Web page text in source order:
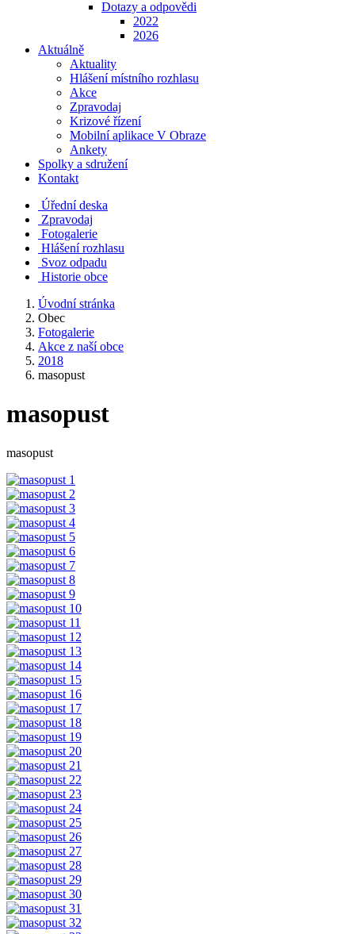
Dotazy a odpovědi
2022
2026
Aktuálně
Aktuality
Hlášení místního rozhlasu
Akce
Zpravodaj
Krizové řízení
Mobilní aplikace V Obraze
Ankety
Spolky a sdružení
Kontakt
Úřední deska
Zpravodaj
Fotogalerie
Hlášení rozhlasu
Svoz odpadu
Historie obce
Úvodní stránka
Obec
Fotogalerie
Akce z naší obce
2018
masopust
masopust
masopust